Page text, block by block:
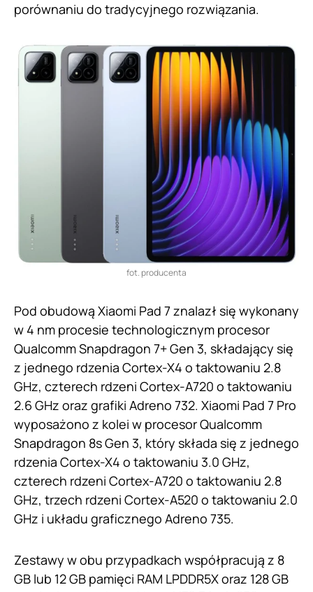
porównaniu do tradycyjnego rozwiązania.
fot. producenta
Pod obudową Xiaomi Pad 7 znalazł się wykonany
w 4 nm procesie technologicznym procesor
Qualcomm Snapdragon 7+ Gen 3, składający się
z jednego rdzenia Cortex-X4 o taktowaniu 2.8
GHz, czterech rdzeni Cortex-A720 o taktowaniu
2.6 GHz oraz grafiki Adreno 732. Xiaomi Pad 7 Pro
wyposażono z kolei w procesor Qualcomm
Snapdragon 8s Gen 3, który składa się z jednego
rdzenia Cortex-X4 o taktowaniu 3.0 GHz,
czterech rdzeni Cortex-A720 o taktowaniu 2.8
GHz, trzech rdzeni Cortex-A520 o taktowaniu 2.0
GHz i układu graficznego Adreno 735.
Zestawy w obu przypadkach współpracują z 8
GB lub 12 GB pamięci RAM LPDDR5X oraz 128 GB